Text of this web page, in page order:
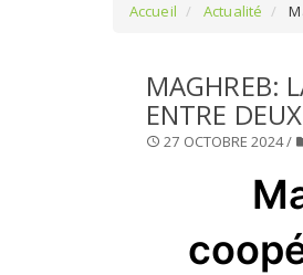
Accueil Actualité
MAGHREB:
ENTRE
27 OCTOBRE 2024 /